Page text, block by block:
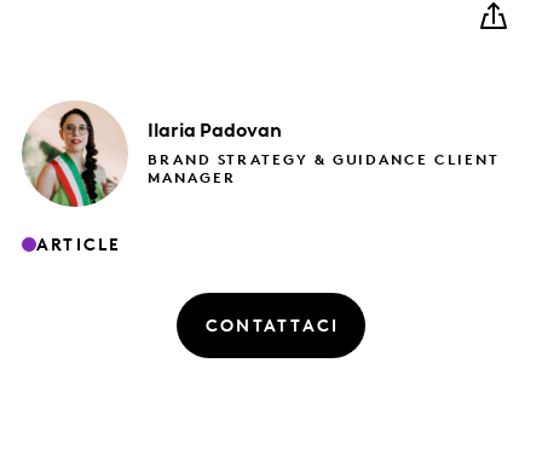
Ilaria Padovan
BRAND STRATEGY & GUIDANCE CLIENT
MANAGER
ARTICLE
CONTATTACI